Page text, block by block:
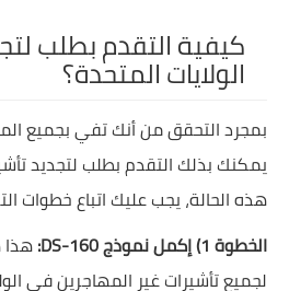
كيفية التقدم بطلب
الولايات المتحدة؟
بمجرد التحقق من أنك تفي بجميع
يمكنك بذلك التقدم بطلب لتجديد
هذه الحالة، يجب عليك اتباع خطوات
الخطوة 1) إكمل نموذج DS-160:
لجميع تأشيرات غير المهاجرين في